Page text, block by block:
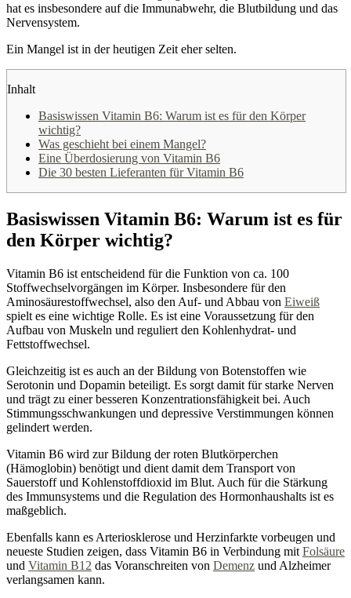
hat es insbesondere auf die Immunabwehr, die Blutbildung und das
Nervensystem.
Ein Mangel ist in der heutigen Zeit eher selten.
Inhalt
Basiswissen Vitamin B6: Warum ist es für den Körper
wichtig?
Was geschieht bei einem Mangel?
Eine Überdosierung von Vitamin B6
Die 30 besten Lieferanten für Vitamin B6
Basiswissen Vitamin B6: Warum ist es für
den Körper wichtig?
Vitamin B6 ist entscheidend für die Funktion von ca. 100
Stoffwechselvorgängen im Körper. Insbesondere für den
Aminosäurestoffwechsel, also den Auf- und Abbau von Eiweiß
spielt es eine wichtige Rolle. Es ist eine Voraussetzung für den
Aufbau von Muskeln und reguliert den Kohlenhydrat- und
Fettstoffwechsel.
Gleichzeitig ist es auch an der Bildung von Botenstoffen wie
Serotonin und Dopamin beteiligt. Es sorgt damit für starke Nerven
und trägt zu einer besseren Konzentrationsfähigkeit bei. Auch
Stimmungsschwankungen und depressive Verstimmungen können
gelindert werden.
Vitamin B6 wird zur Bildung der roten Blutkörperchen
(Hämoglobin) benötigt und dient damit dem Transport von
Sauerstoff und Kohlenstoffdioxid im Blut. Auch für die Stärkung
des Immunsystems und die Regulation des Hormonhaushalts ist es
maßgeblich.
Ebenfalls kann es Arteriosklerose und Herzinfarkte vorbeugen und
neueste Studien zeigen, dass Vitamin B6 in Verbindung mit Folsäure
und Vitamin B12 das Voranschreiten von Demenz und Alzheimer
verlangsamen kann.